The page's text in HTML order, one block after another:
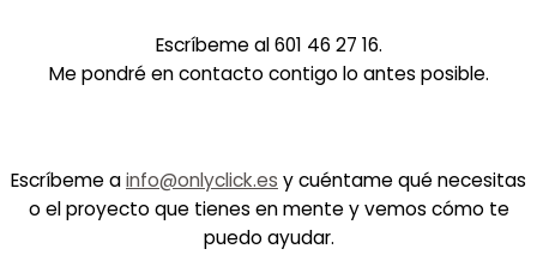
Escríbeme al 601 46 27 16.
Me pondré en contacto contigo lo antes posible.
Escríbeme ainfo@onlyclick.es y cuéntame qué necesitas
o el proyecto que tienes en mente y vemos cómo te
puedo ayudar.